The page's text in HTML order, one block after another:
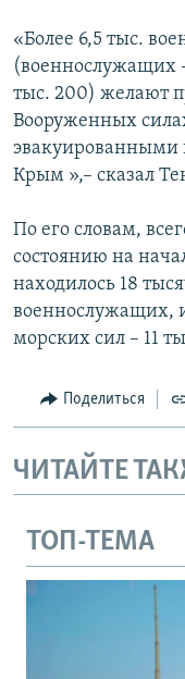
«Более 6,5 тыс.
(военнослужащих
тыс. 200) желают
Вооруженных
эвакуированными
Крым »,– сказал
По его словам,
состоянию на
находилось 18
военнослужащих,
морских сил – 11
Поделиться
ЧИТАЙТЕ
ТОП-ТЕМА